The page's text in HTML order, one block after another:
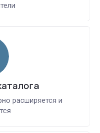
расширяется и